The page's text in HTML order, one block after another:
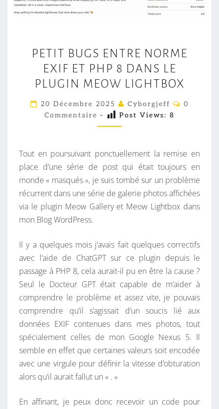
E
T
I
B
U
N
T
E
O
R
M
E
E
X
I
F
E
T
P
PETIT BUGS ENTRE NORME
EXIF ET PHP 8 DANS LE
PLUGIN MEOW LIGHTBOX
20 Décembre 2025 Cyborgjeff
C
A
I
R
E
S
0
Commentaire - Post Views: 8
Tout en poursuivant ponctuellement la remise en
place d’une série de post qui était toujours en
monde « masqués », je suis tombé sur un problème
récurrent dans une série de galerie photos affichées
via le plugin Meow Gallery et Meow Lightbox dans
mon Blog WordPress.
Il y a quelques mois j’avais fait quelques correctifs
avec l’aide de ChatGPT sur ce plugin depuis le
passage à PHP 8, cela aurait-il pu en être la cause ?
Seul le Docteur GPT était capable de m’aider à
comprendre le problème et assez vite, je pouvais
comprendre qu’il s’agissait d’un soucis lié aux
données EXIF contenues dans mes photos, tout
spécialement celles de mon Google Nexus 5. Il
semble en effet que certaines valeurs soit encodée
avec une virgule pour définir la vitesse d’obturation
alors qu’il aurait fallut un « . »
En affinant, je peux donc recevoir un code pour